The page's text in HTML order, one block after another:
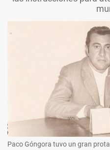
Paco Góngora tuvo un gran